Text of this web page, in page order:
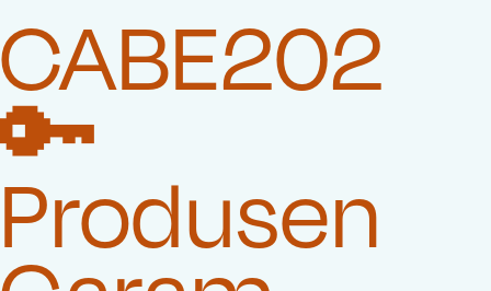
CABE202
🔑
Produsen